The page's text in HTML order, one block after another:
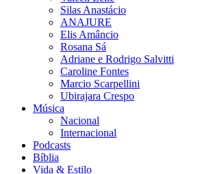
Silas Anastácio
ANAJURE
Elis Amâncio
Rosana Sá
Adriane e Rodrigo Salvitti
Caroline Fontes
Marcio Scarpellini
Ubirajara Crespo
Música
Nacional
Internacional
Podcasts
Bíblia
Vida & Estilo